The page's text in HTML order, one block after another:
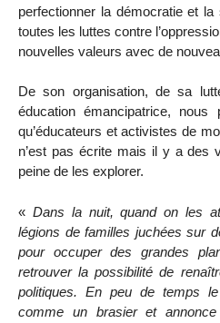
perfectionner la démocratie et
toutes les luttes contre
nouvelles valeurs avec de
De son organisation, de sa
éducation émancipatrice, nous
qu’éducateurs et activistes de
n’est pas écrite mais il y a des
peine de les explorer.
« Dans la nuit, quand on les
légions de familles juchées sur
pour occuper des grandes
retrouver la possibilité de
politiques. En peu de temps
comme un brasier et